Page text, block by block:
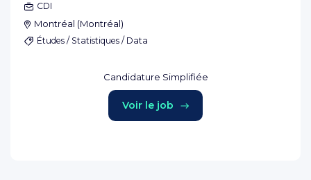
CDI
Montréal (Montréal)
Études / Statistiques / Data
Candidature Simplifiée
Voir le job